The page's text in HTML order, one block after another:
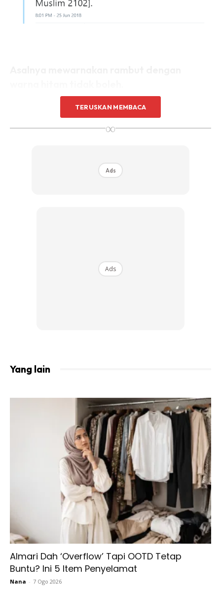
masyarakat.
TERUSKAN MEMBACA
∞
Ads
Ads
Yang lain
Almari Dah ‘Overflow’ Tapi OOTD Tetap
Buntu? Ini 5 Item Penyelamat
Nana - 7 Ogo 2026